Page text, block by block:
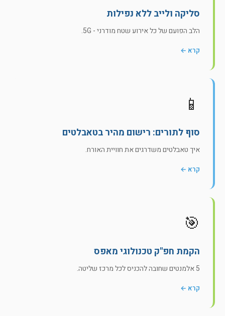
סליקה ולייב ללא נפילות
הלב הפועם של כל אירוע שטח מודרני - 5G.
קרא ←
📱
סוף לתורים: רישום מהיר בטאבלטים
איך טאבלטים משדרגים את חוויית האורח.
קרא ←
🎯
הקמת חפ"ק טכנולוגי מאפס
5 אלמנטים שחובה להכניס לכל מרכז שליטה.
קרא ←